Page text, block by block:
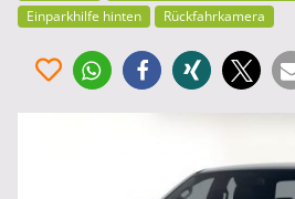
Einparkhilfe hinten
Rückfahrkamera